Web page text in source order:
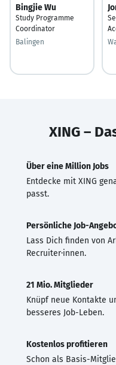
Bingjie Wu
Study Programme
Coordinator
Balingen
XING –
Über eine Million Jobs
Entdecke mit XING
passt.
Persönliche Job-
Lass Dich finden von
Recruiter·innen.
21 Mio. Mitglieder
Knüpf neue Kontakte
besseres Job-Leben.
Kostenlos profitieren
Schon als Basis-